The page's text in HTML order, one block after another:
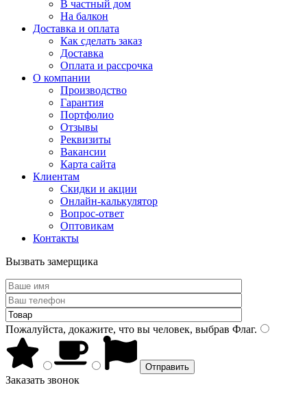
В частный дом
На балкон
Доставка и оплата
Как сделать заказ
Доставка
Оплата и рассрочка
О компании
Производство
Гарантия
Портфолио
Отзывы
Реквизиты
Вакансии
Карта сайта
Клиентам
Скидки и акции
Онлайн-калькулятор
Вопрос-ответ
Оптовикам
Контакты
Вызвать замерщика
Пожалуйста, докажите, что вы человек, выбрав Флаг.
Заказать звонок